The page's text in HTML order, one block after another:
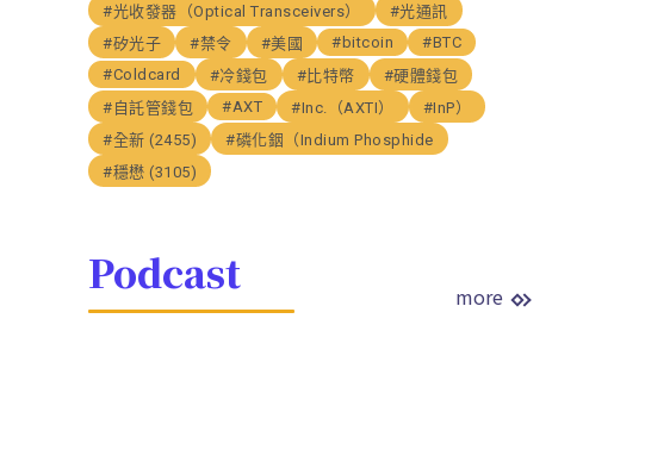
#光收發器（Optical Transceivers）
#光通訊
#矽光子
#禁令 #美國 #bitcoin
#BTC
#Coldcard
#冷錢包 #比特幣
#硬體錢包
#自託管錢包
#AXT #Inc.（AXTI）
#InP）
#全新 (2455)
#磷化銦（Indium Phosphide
#穩懋 (3105)
Podcast more